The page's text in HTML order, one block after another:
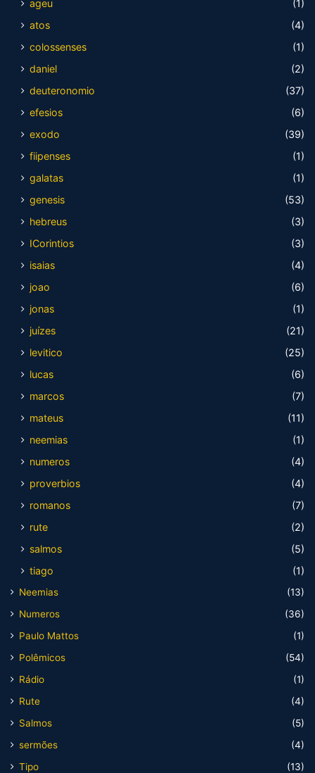
ageu
(1)
atos
(4)
colossenses
(1)
daniel
(2)
deuteronomio
(37)
efesios
(6)
exodo
(39)
fiipenses
(1)
galatas
(1)
genesis
(53)
hebreus
(3)
ICorintios
(3)
isaias
(4)
joao
(6)
jonas
(1)
juízes
(21)
levitico
(25)
lucas
(6)
marcos
(7)
mateus
(11)
neemias
(1)
numeros
(4)
proverbios
(4)
romanos
(7)
rute
(2)
salmos
(5)
tiago
(1)
Neemias
(13)
Numeros
(36)
Paulo Mattos
(1)
Polêmicos
(54)
Rádio
(1)
Rute
(4)
Salmos
(5)
sermões
(4)
Tipo
(13)